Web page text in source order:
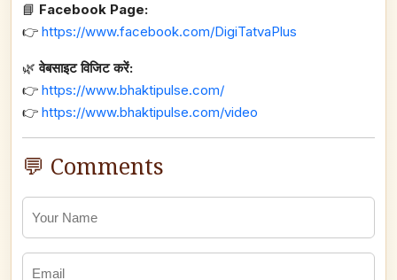
📘 Facebook Page:
👉 https://www.facebook.com/DigiTatvaPlus
🌿वेबसाइट विजिट करें:
👉 https://www.bhaktipulse.com/
👉 https://www.bhaktipulse.com/video
💬 Comments